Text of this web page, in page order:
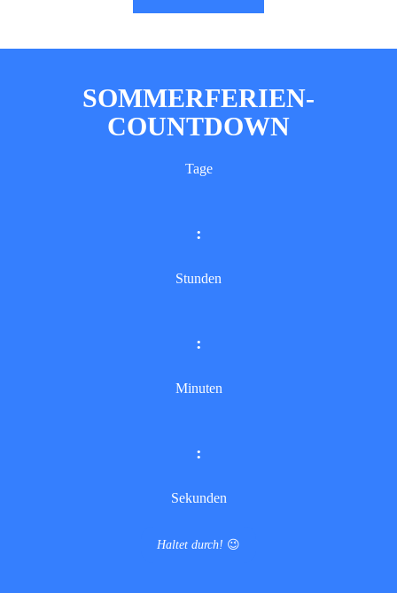
SOMMERFERIEN-
COUNTDOWN
Tage
:
Stunden
:
Minuten
:
Sekunden
Haltet durch! 😉